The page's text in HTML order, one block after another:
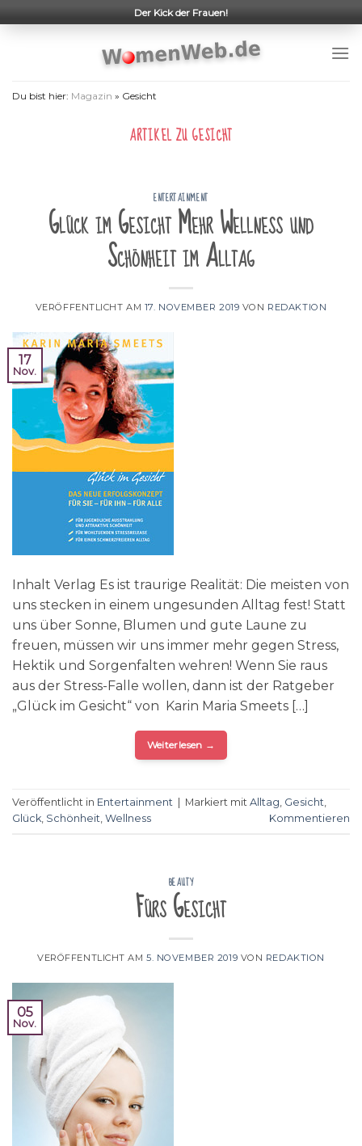
to
Der Kick der Frauen!
Du bist hier: Magazin » Gesicht
ARTIKEL ZUGESICHT
ENTERTAINMENT
Glück im Gesicht Mehr Wellness und
Schönheit im Alltag
VERÖFFENTLICHT AM 17. NOVEMBER 2019 VON REDAKTION
17
Nov.
Inhalt Verlag Es ist traurige Realität: Die meisten von
uns stecken in einem ungesunden Alltag fest! Statt
uns über Sonne, Blumen und gute Laune zu
freuen, müssen wir uns immer mehr gegen Stress,
Hektik und Sorgenfalten wehren! Wenn Sie raus
aus der Stress-Falle wollen, dann ist der Ratgeber
„Glück im Gesicht“ von Karin Maria Smeets […]
Weiterlesen →
Veröffentlicht in Entertainment Markiert mit Alltag Gesicht
Glück Schönheit Wellness Kommentieren
BEAUTY
Fürs Gesicht
VERÖFFENTLICHT AM5. NOVEMBER 2019 VON REDAKTION
05
Nov.